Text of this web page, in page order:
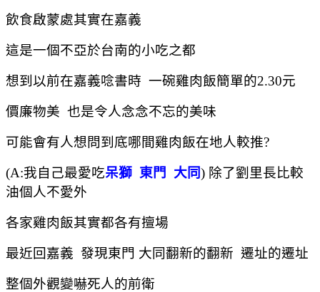
飲食啟蒙處其實在嘉義
這是一個不亞於台南的小吃之都
想到以前在嘉義唸書時 一碗雞肉飯簡單的2.30元
價廉物美 也是令人念念不忘的美味
可能會有人想問到底哪間雞肉飯在地人較推?
(A:我自己最愛吃呆獅 東門 大同) 除了劉里長比較
油個人不愛外
各家雞肉飯其實都各有擅場
最近回嘉義 發現東門 大同翻新的翻新 遷址的遷址
整個外觀變嚇死人的前衛